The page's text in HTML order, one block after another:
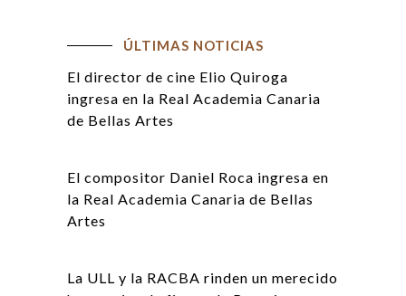
ÚLTIMAS NOTICIAS
El director de cine Elio Quiroga
ingresa en la Real Academia Canaria
de Bellas Artes
El compositor Daniel Roca ingresa en
la Real Academia Canaria de Bellas
Artes
La ULL y la RACBA rinden un merecido